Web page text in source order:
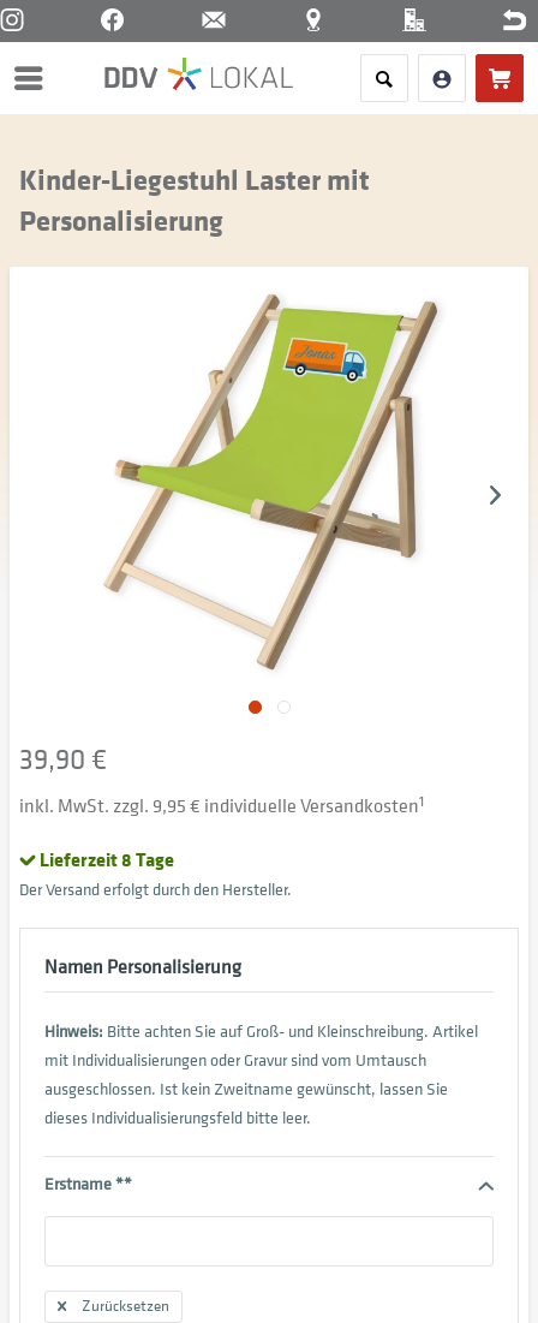
Menü
Kinder-Liegestuhl Laster mit
Personalisierung
39,90 €
inkl. MwSt. zzgl. 9,95 € individuelle Versandkosten1
Lieferzeit 8 Tage
Der Versand erfolgt durch den Hersteller.
Namen Personalisierung
Hinweis: Bitte achten Sie auf Groß- und Kleinschreibung. Artikel
mit Individualisierungen oder Gravur sind vom Umtausch
ausgeschlossen. Ist kein Zweitname gewünscht, lassen Sie
dieses Individualisierungsfeld bitte leer.
Erstname **
Zurücksetzen